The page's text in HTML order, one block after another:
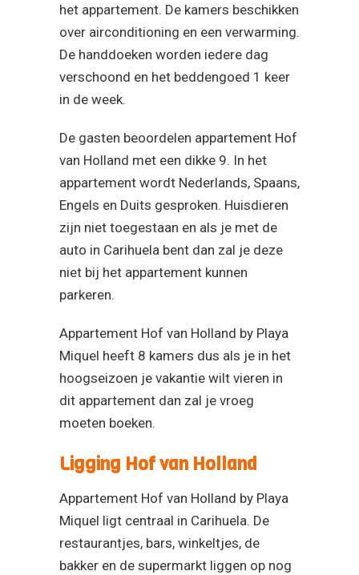
het appartement. De kamers beschikken
over airconditioning en een verwarming.
De handdoeken worden iedere dag
verschoond en het beddengoed 1 keer
in de week.
De gasten beoordelen appartement Hof
van Holland met een dikke 9. In het
appartement wordt Nederlands, Spaans,
Engels en Duits gesproken. Huisdieren
zijn niet toegestaan en als je met de
auto in Carihuela bent dan zal je deze
niet bij het appartement kunnen
parkeren.
Appartement Hof van Holland by Playa
Miquel heeft 8 kamers dus als je in het
hoogseizoen je vakantie wilt vieren in
dit appartement dan zal je vroeg
moeten boeken.
Ligging Hof van Holland
Appartement Hof van Holland by Playa
Miquel ligt centraal in Carihuela. De
restaurantjes, bars, winkeltjes, de
bakker en de supermarkt liggen op nog